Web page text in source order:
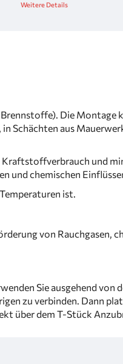
Weitere Details
Die Montage
Schächten aus
Kraftstoffverbrauch und
und chemischen
ist.
von Rauchgasen,
Sie ausgehend von
zu verbinden. Dann
über dem T-Stück